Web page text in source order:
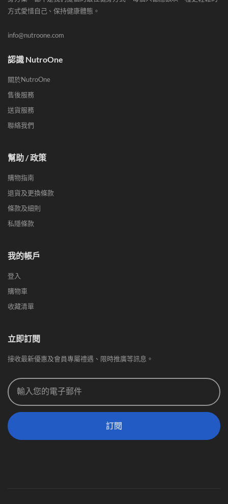
方式愛惜自己、保持健康體態。
info@nutroone.com
認識 NutroOne
關於NutroOne
售後服務
送貨服務
聯絡我們
幫助 / 政策
購物指南
退貨及更換條款
條款及細則
私隱條款
我的帳戶
登入
購物車
收藏清單
立即訂閱
接收最新優惠及會員專屬禮遇、限時推廣等訊息。
訂閱